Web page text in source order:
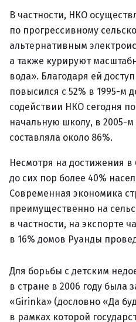
В частности, НКО
по прогрессивному
альтернативным
а также курируют
вода». Благодаря ей
повысился с 52% в 1995-м
содействии НКО сегодня
начальную школу, в 2005-м
составляла около 86%.
Несмотря на достижения в
до сих пор более 40%
Современная экономика
преимущественно на
в частности, на экспорте
в 16% домов Руанды
Для борьбы с детским
в стране в 2006 году была
«Girinka» (дословно «Да
в рамках которой